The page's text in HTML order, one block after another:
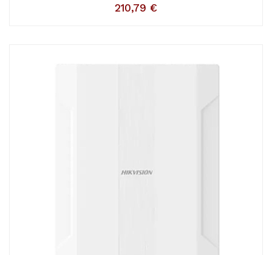
210,79 €